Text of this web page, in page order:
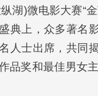
湖)微电影大赛“
典上，众多著名
人士出席，共同
品奖和最佳男女